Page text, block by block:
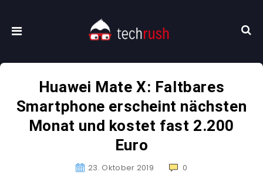
Huawei Mate X: Faltbares
Smartphone erscheint nächsten
Monat und kostet fast 2.200
Euro
23. Oktober 2019 0